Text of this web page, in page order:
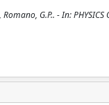
G.P.. - In: PHYSICS